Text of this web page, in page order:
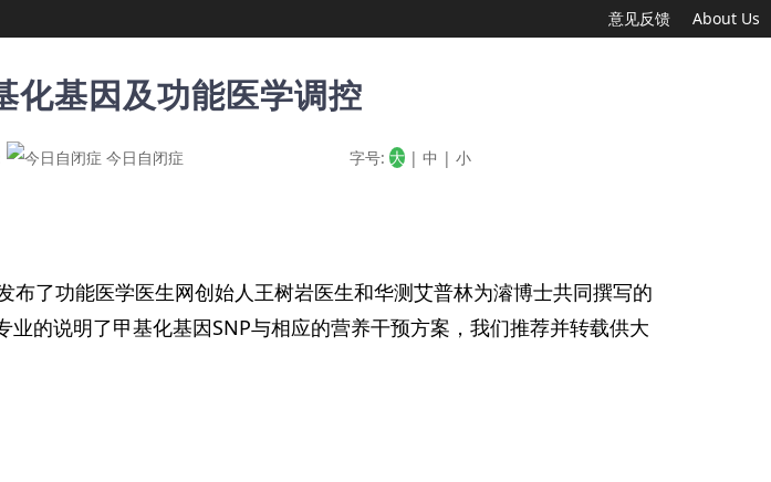
意见反馈 About Us
化基因及功能医学调控
今日自闭症 字号: 大 | 中 | 小
了功能医学医生网创始人王树岩医生和华测艾普林为濬博士共同撰写的
业的说明了甲基化基因SNP与相应的营养干预方案，我们推荐并转载供大